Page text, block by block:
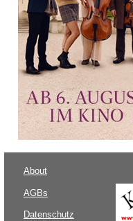
About
AGBs
Datenschutz